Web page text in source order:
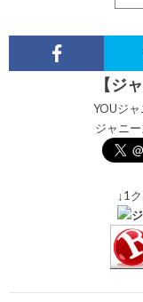
【ジ
YOUジ
ジャニ
↓1